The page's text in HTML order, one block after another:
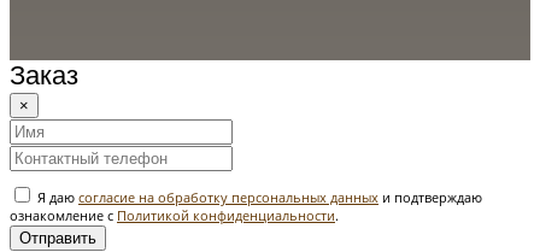
Заказ
×
Я даю согласие на обработку персональных данных и подтверждаю
ознакомление с Политикой конфиденциальности.
Отправить